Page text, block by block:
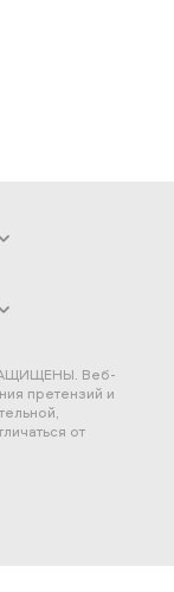
Веб-
претензий и
от